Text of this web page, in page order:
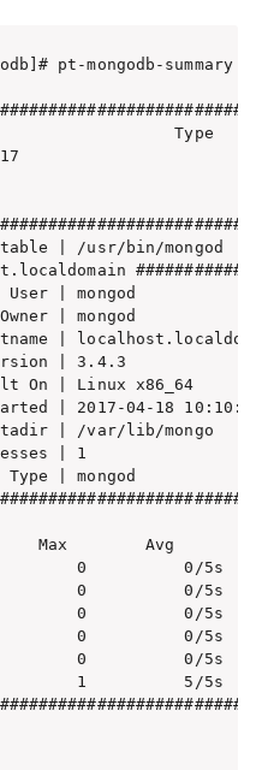
pt-mongodb-
Type
| /usr/bin/mongod
User | mongod
| mongod
|
| 3.4.3
On | Linux x86_64
| 2017-04-18
| /var/lib/mongo
| 1
Type | mongod
Max        Avg
0          0/5s
0          0/5s
0          0/5s
0          0/5s
0          0/5s
1          5/5s